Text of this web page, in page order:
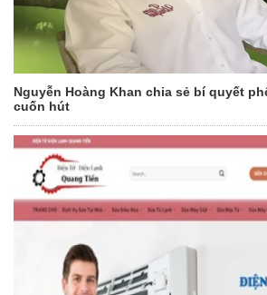
Nguyễn Hoàng Khan chia sẻ bí quyết
cuốn hút